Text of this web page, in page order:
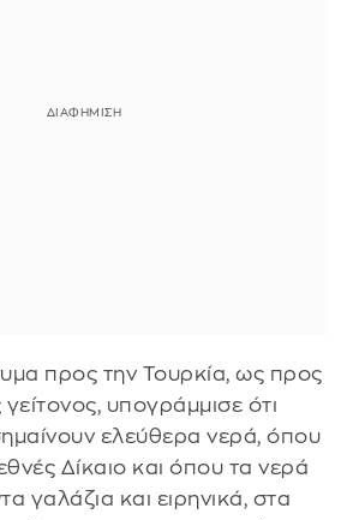
προς την Τουρκία, ως προς
γείτονος, υπογράμμισε ότι
ελεύθερα νερά, όπου
Δίκαιο και όπου τα νερά
γαλάζια και ειρηνικά, στα